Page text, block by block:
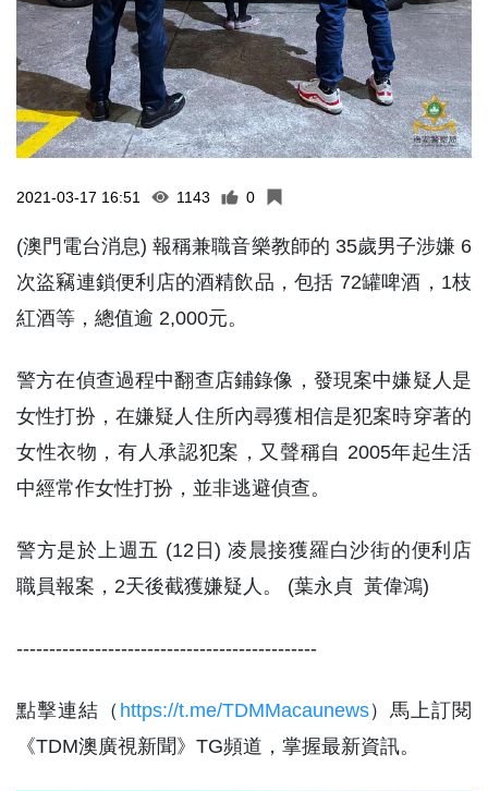
2021-03-17 16:51 1143 0
(澳門電台消息) 報稱兼職音樂教師的 35歲男子涉嫌 6
次盜竊連鎖便利店的酒精飲品，包括 72罐啤酒，1枝
紅酒等，總值逾 2,000元。
警方在偵查過程中翻查店鋪錄像，發現案中嫌疑人是
女性打扮，在嫌疑人住所內尋獲相信是犯案時穿著的
女性衣物，有人承認犯案，又聲稱自 2005年起生活
中經常作女性打扮，並非逃避偵查。
警方是於上週五 (12日) 凌晨接獲羅白沙街的便利店
職員報案，2天後截獲嫌疑人。 (葉永貞 黃偉鴻)
----------------------------------------------
點擊連結（ https://t.me/TDMMacaunews）馬上訂閱
《TDM澳廣視新聞》TG頻道，掌握最新資訊。